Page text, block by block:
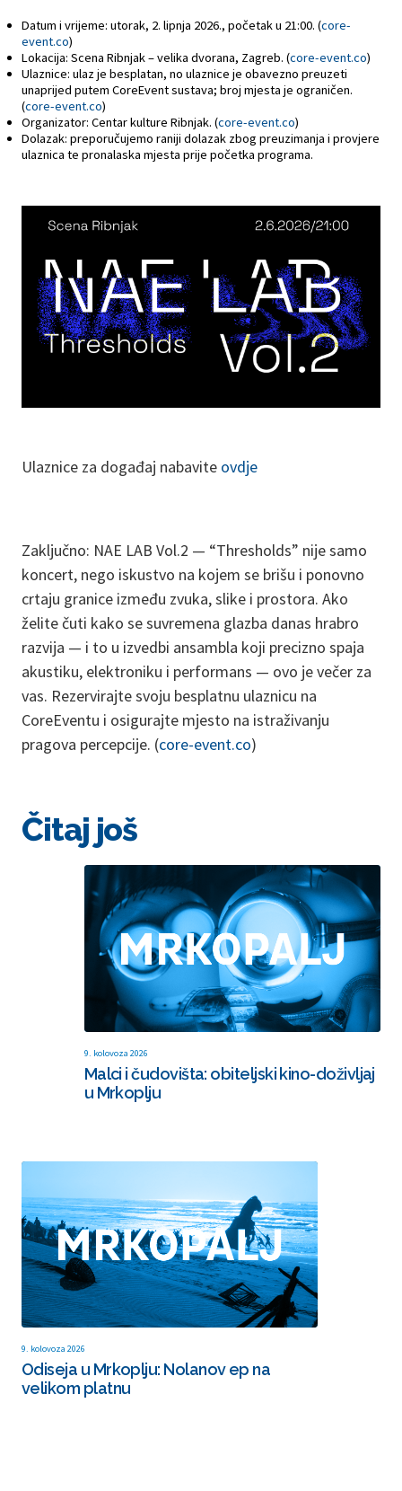
Datum i vrijeme: utorak, 2. lipnja 2026., početak u 21:00. (core-
event.co)
Lokacija: Scena Ribnjak – velika dvorana, Zagreb. (core-event.co)
Ulaznice: ulaz je besplatan, no ulaznice je obavezno preuzeti
unaprijed putem CoreEvent sustava; broj mjesta je ograničen.
(core-event.co)
Organizator: Centar kulture Ribnjak. (core-event.co)
Dolazak: preporučujemo raniji dolazak zbog preuzimanja i provjere
ulaznica te pronalaska mjesta prije početka programa.
Ulaznice za događaj nabavite ovdje
Zaključno: NAE LAB Vol.2 — “Thresholds” nije samo
koncert, nego iskustvo na kojem se brišu i ponovno
crtaju granice između zvuka, slike i prostora. Ako
želite čuti kako se suvremena glazba danas hrabro
razvija — i to u izvedbi ansambla koji precizno spaja
akustiku, elektroniku i performans — ovo je večer za
vas. Rezervirajte svoju besplatnu ulaznicu na
CoreEventu i osigurajte mjesto na istraživanju
pragova percepcije. (core-event.co)
Čitaj još
9. kolovoza 2026
Malci i čudovišta: obiteljski kino-doživljaj
u Mrkoplju
9. kolovoza 2026
Odiseja u Mrkoplju: Nolanov ep na
velikom platnu